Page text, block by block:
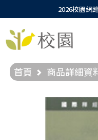
2026校園網
首頁 商品詳細資